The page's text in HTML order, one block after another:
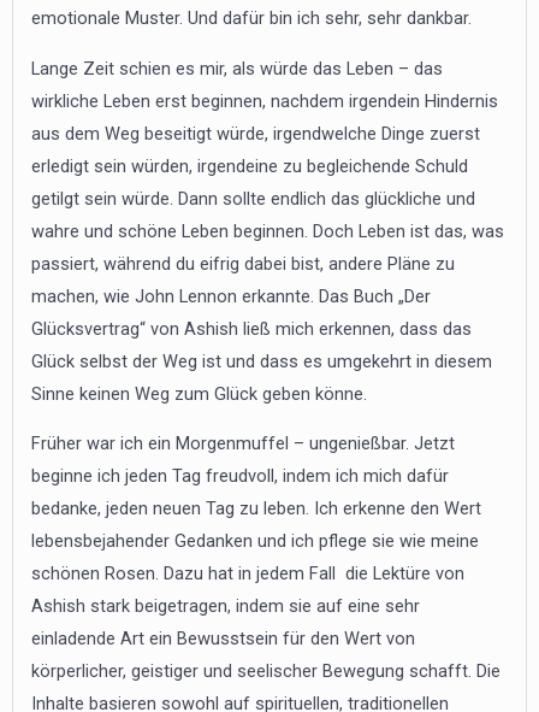
emotionale Muster. Und dafür bin ich sehr, sehr dankbar.
Lange Zeit schien es mir, als würde das Leben – das
wirkliche Leben erst beginnen, nachdem irgendein Hindernis
aus dem Weg beseitigt würde, irgendwelche Dinge zuerst
erledigt sein würden, irgendeine zu begleichende Schuld
getilgt sein würde. Dann sollte endlich das glückliche und
wahre und schöne Leben beginnen. Doch Leben ist das, was
passiert, während du eifrig dabei bist, andere Pläne zu
machen, wie John Lennon erkannte. Das Buch „Der
Glücksvertrag“ von Ashish ließ mich erkennen, dass das
Glück selbst der Weg ist und dass es umgekehrt in diesem
Sinne keinen Weg zum Glück geben könne.
Früher war ich ein Morgenmuffel – ungenießbar. Jetzt
beginne ich jeden Tag freudvoll, indem ich mich dafür
bedanke, jeden neuen Tag zu leben. Ich erkenne den Wert
lebensbejahender Gedanken und ich pflege sie wie meine
schönen Rosen. Dazu hat in jedem Fall die Lektüre von
Ashish stark beigetragen, indem sie auf eine sehr
einladende Art ein Bewusstsein für den Wert von
körperlicher, geistiger und seelischer Bewegung schafft. Die
Inhalte basieren sowohl auf spirituellen, traditionellen